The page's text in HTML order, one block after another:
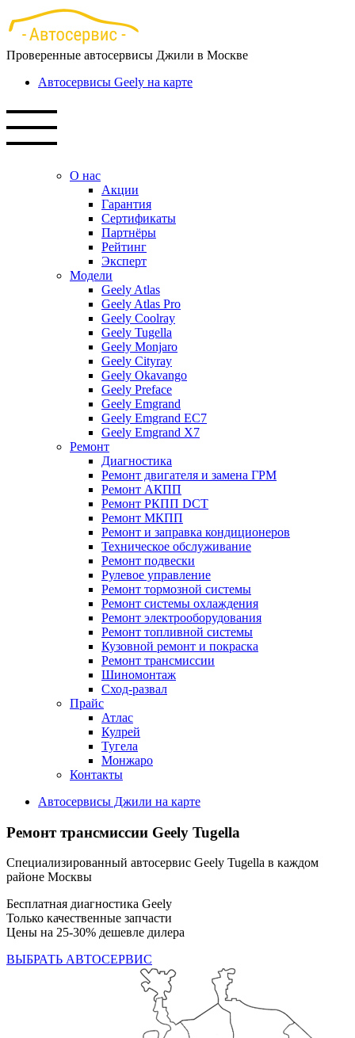
Перейти
к
основному
содержанию
Проверенные автосервисы Джили в Москве
Автосервисы Geely на карте
О нас
Акции
Гарантия
Сертификаты
Партнёры
Рейтинг
Эксперт
Модели
Geely Atlas
Geely Atlas Pro
Geely Coolray
Geely Tugella
Geely Monjaro
Geely Cityray
Geely Okavango
Geely Preface
Geely Emgrand
Geely Emgrand EC7
Geely Emgrand X7
Ремонт
Диагностика
Ремонт двигателя и замена ГРМ
Ремонт АКПП
Ремонт РКПП DCT
Ремонт МКПП
Ремонт и заправка кондиционеров
Техническое обслуживание
Ремонт подвески
Рулевое управление
Ремонт тормозной системы
Ремонт системы охлаждения
Ремонт электрооборудования
Ремонт топливной системы
Кузовной ремонт и покраска
Ремонт трансмиссии
Шиномонтаж
Сход-развал
Прайс
Атлас
Кулрей
Тугела
Монжаро
Контакты
Автосервисы Джили на карте
Ремонт трансмиссии Geely Tugella
Специализированный автосервис Geely Tugella в каждом
районе Москвы
Бесплатная диагностика Geely
Только качественные запчасти
Цены на 25-30% дешевле дилера
ВЫБРАТЬ АВТОСЕРВИС